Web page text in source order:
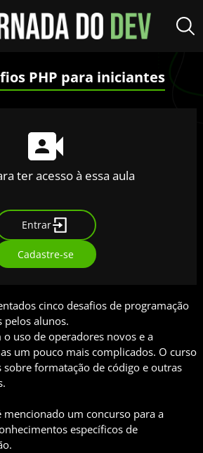
PHP para iniciantes
ter acesso à essa aula
Entrar
Cadastre-se
cinco desafios de programação
pelos alunos.
uso de operadores novos e a
um pouco mais complicados. O curso
formatação de código e outras
mencionado um concurso para a
específicos de